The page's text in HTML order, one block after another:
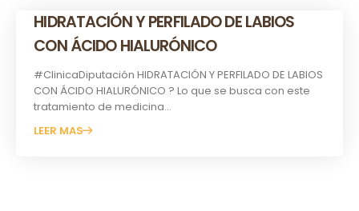
HIDRATACIÓN Y PERFILADO DE LABIOS
CON ÁCIDO HIALURÓNICO
#ClinicaDiputación HIDRATACIÓN Y PERFILADO DE LABIOS
CON ÁCIDO HIALURÓNICO ? Lo que se busca con este
tratamiento de medicina...
LEER MAS